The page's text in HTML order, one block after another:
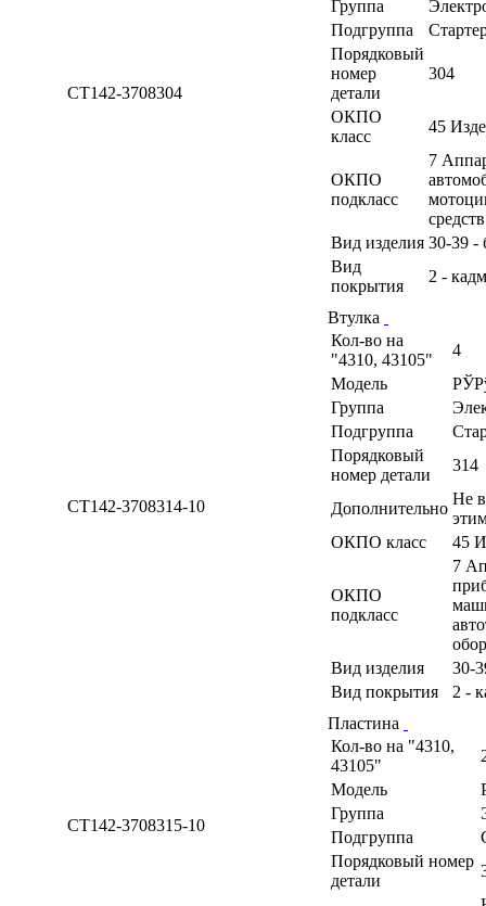
СТ142-3708304
Группа
Подгруппа
Порядковый
номер
детали
304
ОКПО
класс
45
ОКПО
подкласс
7
Вид изделия 30-39 -
Вид
покрытия
2 -
СТ142-3708314-10
Втулка
Кол-во на
"4310, 43105"
4
Модель
Группа
Подгруппа
Порядковый
номер детали
314
Дополнительно
Не
ОКПО класс
45
ОКПО
подкласс
7
Вид изделия
30-
Вид покрытия
2 -
СТ142-3708315-10
Пластина
Кол-во на "4310,
43105"
Модель
Группа
Подгруппа
Порядковый номер
детали